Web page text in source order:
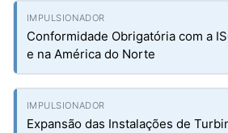
Conformidade Obrigatória com a
e na América do Norte
Expansão das Instalações de